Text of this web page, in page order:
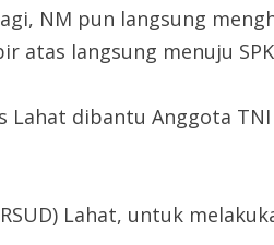
NM pun langsung
langsung menuju
dibantu Anggota
Lahat, untuk